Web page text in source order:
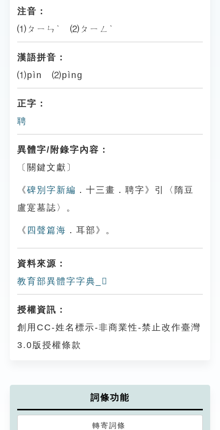
注音：
⑴ㄆㄧㄣˋ ⑵ㄆㄧㄥˋ
漢語拼音：
⑴pìn ⑵pìng
正字：
聘
異體字/附錄字內容：
〔關鍵文獻〕
《碑別字新編 ．十三畫．聘字》引〈隋豆
盧寔墓誌〉。
《 四聲篇海 ．耳部》。
資料來源：
教育部異體字字典_𦕊
授權資訊：
創用CC-姓名標示-非商業性-禁止改作臺灣
3.0版授權條款
詞條功能
轉寄詞條